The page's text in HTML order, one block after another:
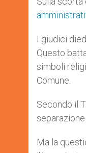
I giudici
Questo
simboli
Comune.
Secondo il
Ma la